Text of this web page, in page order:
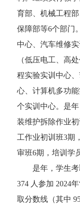
育部、机械工程
保障部等6个部门
中心、汽车维修
（低压电工、高
程实验实训中心
心、计算机多功
个实训中心。是
装维护拆除作业
工作业初训班3期
审班6期，培训学
是年，学生考
374 人参加 2024
取分数线（其中